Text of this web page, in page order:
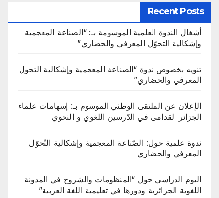
Recent Posts
أشغال الندوة العلمية الموسومة بـ: “الصناعة المعجمية
وإشكالية التحوّل المعرفي والحضاري”
تنويه بخصوص ندوة “الصناعة المعجمية وإشكالية التحول
المعرفي والحضاري”
الإعلان عن الملتقى الوطني الموسوم بـ: إسهامات علماء
الجزائر القدامى في الدّرسين اللغوي و النحوي
ندوة علمية حول: الصّناعة المعجمية وإشكالية التّحوّل
المعرفي والحضاري
اليوم الدراسي حول “المنظومات والشروح في المدونة
اللغوية الجزائرية ودورها في تعليمية اللغة العربية”